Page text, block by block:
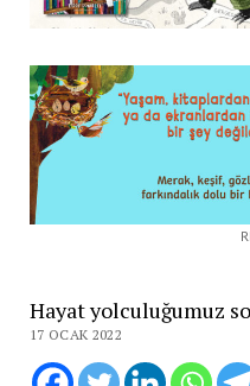
Hayat yolculuğumuz
17 OCAK 2022